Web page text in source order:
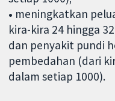
• meningkatkan
kira-kira 24 hingga
dan penyakit pundi
pembedahan (dari
dalam setiap 1000).